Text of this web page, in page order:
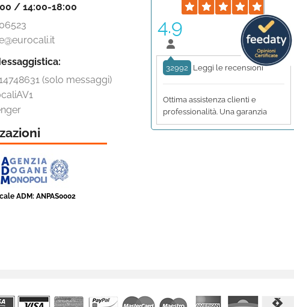
/ 14:00-18:00
(solo messaggi)
ADM: ANPAS0002
4.9
32992 Leggi le recensioni
Ottima assistenza clienti e
professionalità. Una garanzia